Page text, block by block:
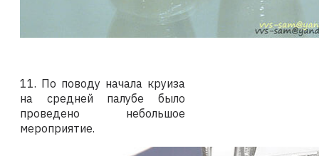
11. По поводу начала круиза
на средней палубе было
проведено небольшое
мероприятие.